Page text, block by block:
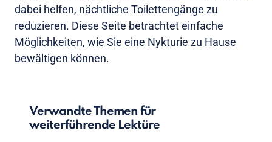
dabei helfen, nächtliche Toilettengänge zu
reduzieren. Diese Seite betrachtet einfache
Möglichkeiten, wie Sie eine Nykturie zu Hause
bewältigen können.
Verwandte Themen für
weiterführende Lektüre